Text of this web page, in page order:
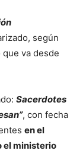
según
va desde
Sacerdotes
, con fecha
en el
el ministerio